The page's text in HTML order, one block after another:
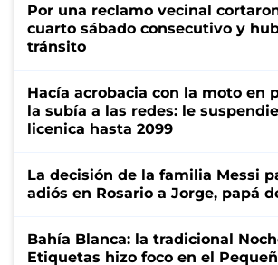
Por una reclamo vecinal
cuarto sábado consecutivo y
tránsito
Hacía acrobacia con la moto en
la subía a las redes: le
licenica hasta 2099
La decisión de la familia Messi
adiós en Rosario a Jorge, papá
Bahía Blanca: la tradicional
Etiquetas hizo foco en el